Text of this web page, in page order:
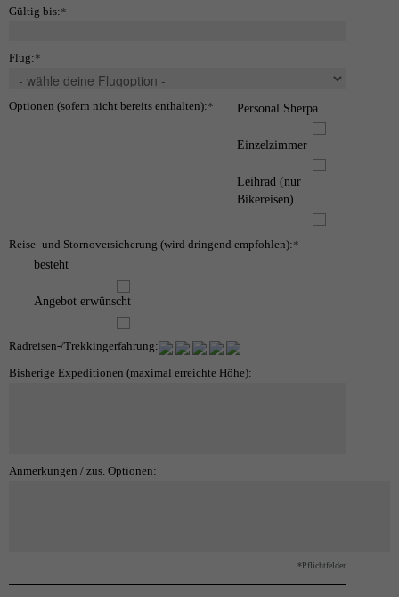
Gültig bis:*
Flug:*
Optionen (sofern nicht bereits enthalten):* Personal Sherpa
Einzelzimmer
Leihrad (nur
Bikereisen)
Reise- und Stornoversicherung (wird dringend empfohlen):*
besteht
Angebot erwünscht
Radreisen-/Trekkingerfahrung:
Bisherige Expeditionen (maximal erreichte Höhe):
Anmerkungen / zus. Optionen:
*Pflichtfelder